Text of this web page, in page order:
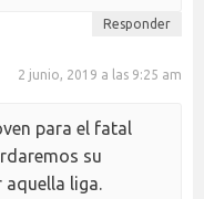
Responder
2 junio, 2019 a las 9:25 am
para el fatal
su
liga.